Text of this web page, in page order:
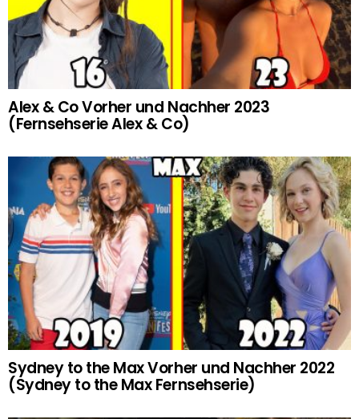
Alex & Co Vorher und Nachher 2023
(Fernsehserie Alex & Co)
Sydney to the Max Vorher und Nachher 2022
(Sydney to the Max Fernsehserie)